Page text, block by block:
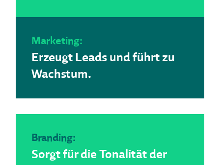
Marketing:
Erzeugt Leads und führt zu
Wachstum.
Branding:
Sorgt für die Tonalität der